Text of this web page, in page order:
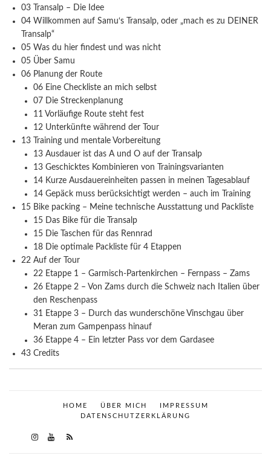
03 Transalp – Die Idee
04 Willkommen auf Samu‘s Transalp, oder „mach es zu DEINER
Transalp“
05 Was du hier findest und was nicht
05 Über Samu
06 Planung der Route
06 Eine Checkliste an mich selbst
07 Die Streckenplanung
11 Vorläufige Route steht fest
12 Unterkünfte während der Tour
13 Training und mentale Vorbereitung
13 Ausdauer ist das A und O auf der Transalp
13 Geschicktes Kombinieren von Trainingsvarianten
14 Kurze Ausdauereinheiten passen in meinen Tagesablauf
14 Gepäck muss berücksichtigt werden – auch im Training
15 Bike packing – Meine technische Ausstattung und Packliste
15 Das Bike für die Transalp
15 Die Taschen für das Rennrad
18 Die optimale Packliste für 4 Etappen
22 Auf der Tour
22 Etappe 1 – Garmisch-Partenkirchen – Fernpass – Zams
26 Etappe 2 – Von Zams durch die Schweiz nach Italien über
den Reschenpass
31 Etappe 3 – Durch das wunderschöne Vinschgau über
Meran zum Gampenpass hinauf
36 Etappe 4 – Ein letzter Pass vor dem Gardasee
43 Credits
HOME ÜBER MICH
IMPRESSUM
DATENSCHUTZERKLÄRUNG